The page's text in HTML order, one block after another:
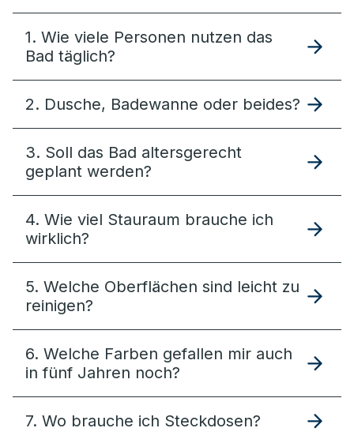
1. Wie viele Personen nutzen das
Bad täglich?
2. Dusche, Badewanne oder beides?
3. Soll das Bad altersgerecht
geplant werden?
4. Wie viel Stauraum brauche ich
wirklich?
5. Welche Oberflächen sind leicht zu
reinigen?
6. Welche Farben gefallen mir auch
in fünf Jahren noch?
7. Wo brauche ich Steckdosen?